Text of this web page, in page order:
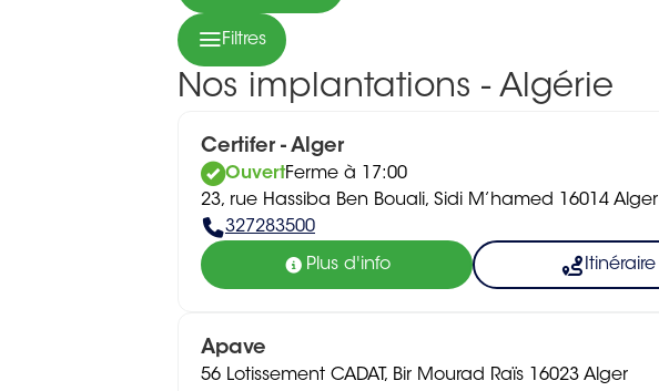
Filtres
Nos implantations - Algérie
Certifer - Alger
OuvertFerme à 17:00
23, rue Hassiba Ben Bouali, Sidi M’hamed 16014 Alger
327283500
Plus d'info Itinéraire
Apave
56 Lotissement CADAT, Bir Mourad Raïs 16023 Alger